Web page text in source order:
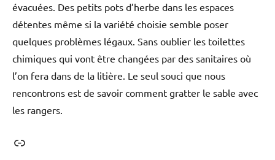
évacuées. Des petits pots d’herbe dans les espaces
détentes même si la variété choisie semble poser
quelques problèmes légaux. Sans oublier les toilettes
chimiques qui vont être changées par des sanitaires où
l’on fera dans de la litière. Le seul souci que nous
rencontrons est de savoir comment gratter le sable avec
les rangers.
Lien